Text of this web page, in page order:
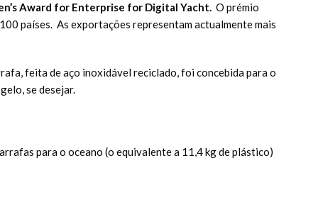
Award for Enterprise for Digital Yacht. O prémio
países. As exportações representam actualmente mais
feita de aço inoxidável reciclado, foi concebida para o
se desejar.
para o oceano (o equivalente a 11,4 kg de plástico)